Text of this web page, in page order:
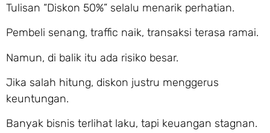
Tulisan “Diskon 50%” selalu menarik perhatian.
Pembeli senang, traffic naik, transaksi terasa ramai.
Namun, di balik itu ada risiko besar.
Jika salah hitung, diskon justru menggerus
keuntungan.
Banyak bisnis terlihat laku, tapi keuangan stagnan.